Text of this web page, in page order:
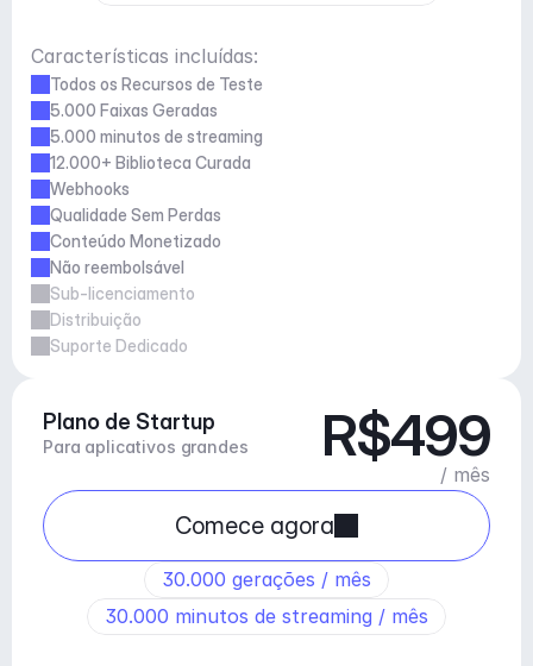
Características incluídas:
Todos os Recursos de Teste
5.000 Faixas Geradas
5.000 minutos de streaming
12.000+ Biblioteca Curada
Webhooks
Qualidade Sem Perdas
Conteúdo Monetizado
Não reembolsável
Sub-licenciamento
Distribuição
Suporte Dedicado
Plano de Startup
Para aplicativos grandes R$499
/ mês
Comece agora
30.000 gerações / mês
30.000 minutos de streaming / mês